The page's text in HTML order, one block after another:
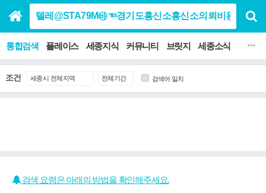
통합검색 플레이스 세종지식 커뮤니티 브릿지 세종소식 맛집
조건 검색어 일치
검색 요령은 아래의 방법을 확인해주세요.